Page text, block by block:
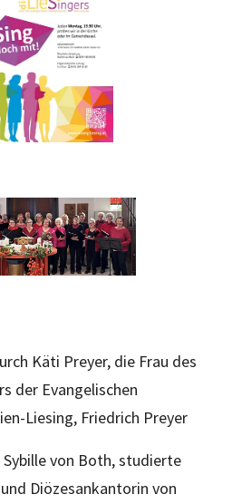
Käti Preyer, die Frau des
der Evangelischen
Liesing, Friedrich Preyer
von Both, studierte
Diözesankantorin von